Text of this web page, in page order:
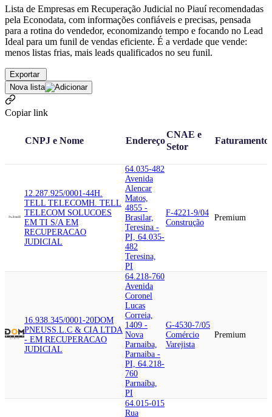
Lista de Empresas em Recuperação Judicial no Piauí recomendadas
pela Econodata, com informações confiáveis e precisas, pensada
para a rotina do vendedor, economizando tempo e focando no Lead
Ideal para um funil de vendas eficiente. É a verdade que vende:
menos listas frias, mais leads qualificados no seu funil.
Exportar
Nova lista
Copiar link
CNPJ e Nome Endereço
CNAE e
Setor
Faturamento
12.287.925/0001-44H.
TELL TELECOMH. TELL
TELECOM SOLUCOES
EM TI S/A EM
RECUPERACAO
JUDICIAL
64.035-482
Avenida
Alencar
Matos,
4855 -
Brasilar,
Teresina -
PI, 64.035-
482
Teresina,
PI
F-4221-9/04
Construção
Premium
16.938.345/0001-20DOM
PNEUSS.L.C & CIA LTDA
- EM RECUPERACAO
JUDICIAL
64.218-760
Avenida
Coronel
Lucas
Correia,
1409 -
Nova
Parnaiba,
Parnaiba -
PI, 64.218-
760
Parnaíba,
PI
G-4530-7/05
Comércio
Varejista
Premium
64.015-015
Rua